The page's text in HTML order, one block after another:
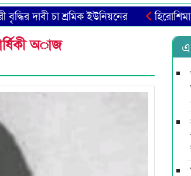
দাবী চা শ্রমিক ইউনিয়নের
হিরোশিমা
কয়েস সামীর ‘শো, ডোন্ট টেল’: গল্প বলার শিল্পে
অাজ